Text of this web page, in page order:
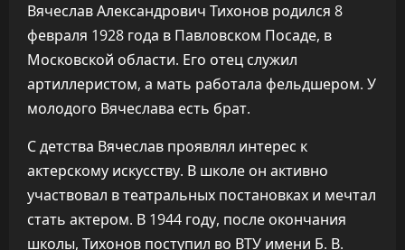
Вячеслав Александрович Тихонов родился 8
февраля 1928 года в Павловском Посаде, в
Московской области. Его отец служил
артиллеристом, а мать работала фельдшером. У
молодого Вячеслава есть брат.
С детства Вячеслав проявлял интерес к
актерскому искусству. В школе он активно
участвовал в театральных постановках и мечтал
стать актером. В 1944 году, после окончания
школы, Тихонов поступил во ВТУ имени Б. В.